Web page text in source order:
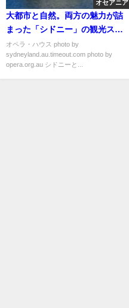
オセアニア
大都市と自然。両方の魅力が詰
まった「シドニー」の観光スポ
ットおすすめ７選
オペラ・ハウス photo by
sydneyland.au.timeout.com photo by
opera.org.au シドニーと...